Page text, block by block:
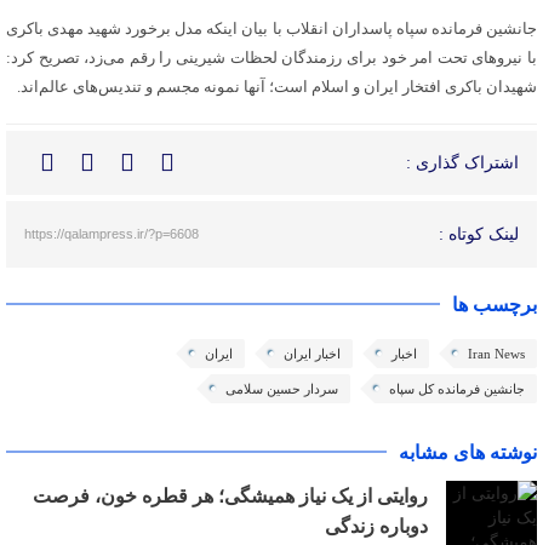
جانشین فرمانده سپاه پاسداران انقلاب با بیان اینکه مدل برخورد شهید مهدی باکری
با نیروهای تحت امر خود برای رزمندگان لحظات شیرینی را رقم می‌زد، تصریح کرد:
شهیدان باکری افتخار ایران و اسلام‌ است؛ آنها نمونه‌ مجسم و تندیس‌های عالم‌اند.
اشتراک گذاری :
لینک کوتاه : https://qalampress.ir/?p=6608
برچسب ها
Iran News اخبار اخبار ایران ایران
جانشین فرمانده کل سپاه سردار حسین سلامی
نوشته های مشابه
روایتی از یک نیاز همیشگی؛ هر قطره خون، فرصت
دوباره زندگی